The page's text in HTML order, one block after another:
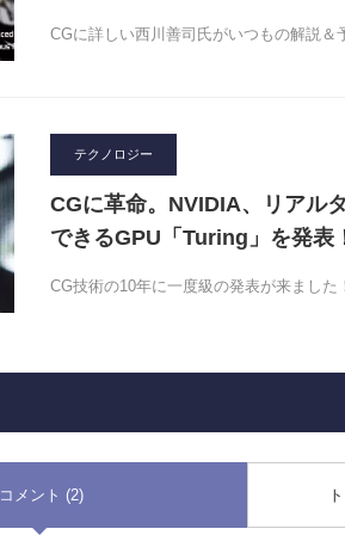
CGに詳しい西川善司氏がいつもの解説
テクノロジー
CGに革命。NVIDIA、リアル
できるGPU「Turing」を発表
CG技術の10年に一度級の発表が来まし
コメント (2)